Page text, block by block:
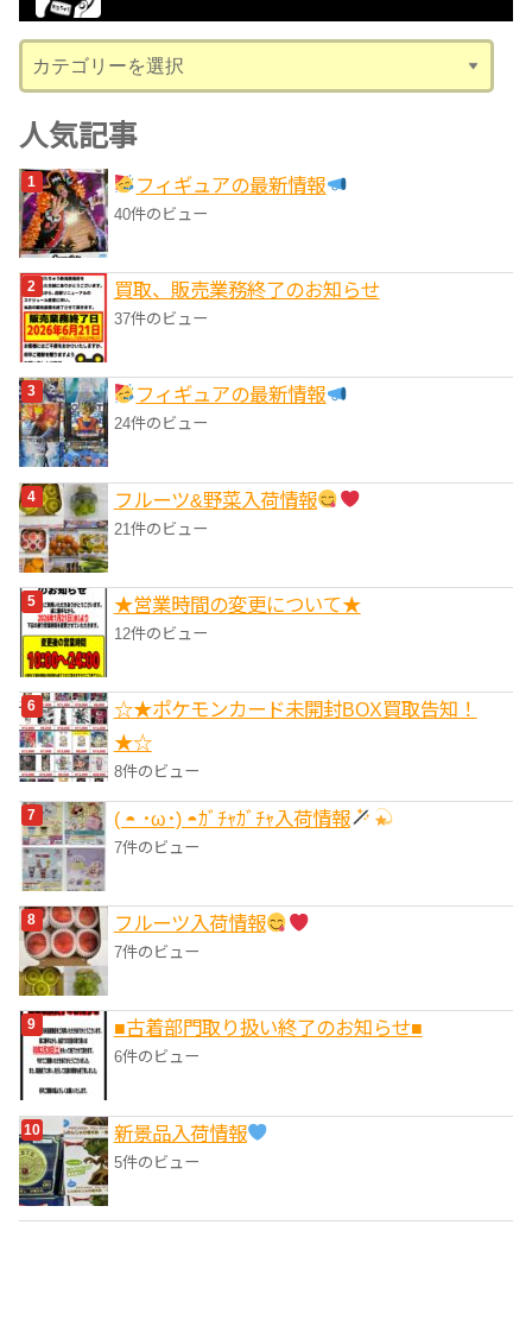
ブ
テ
ゴ
リ
ー
人気記事
フィギュアの最新情報
40件のビュー
買取、販売業務終了のお知らせ
37件のビュー
フィギュアの最新情報
24件のビュー
フルーツ&野菜入荷情報
21件のビュー
★営業時間の変更について★
12件のビュー
☆★ポケモンカード未開封BOX買取告知！
★☆
8件のビュー
( ◓ ･ω･) ◓ｶﾞﾁｬｶﾞﾁｬ入荷情報
7件のビュー
フルーツ入荷情報
7件のビュー
■‎古着部門取り扱い終了のお知らせ■
6件のビュー
‎新景品入荷情報
5件のビュー